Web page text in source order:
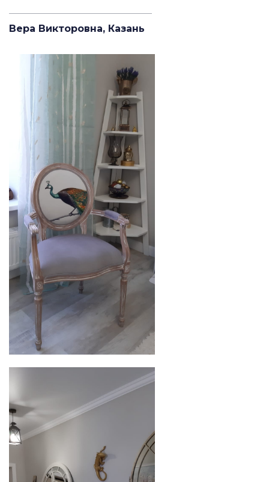
Вера Викторовна, Казань